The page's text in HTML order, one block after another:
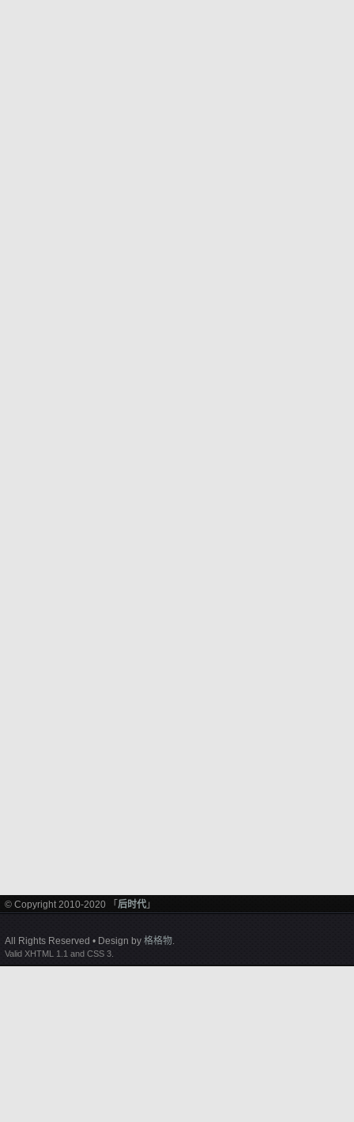
© Copyright 2010-2020 「 后时代 」
All Rights Reserved • Design by 格格物.
Valid XHTML 1.1 and CSS 3.